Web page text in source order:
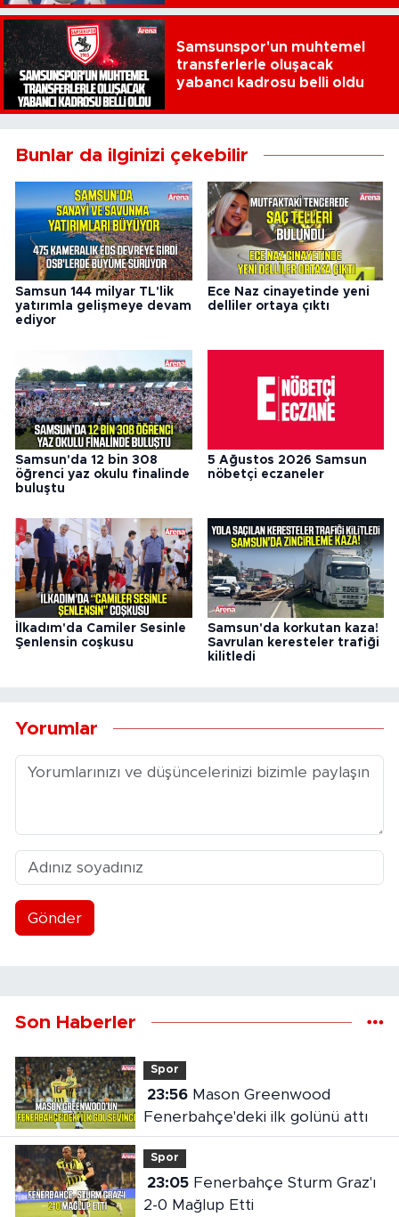
Samsunspor'un muhtemel
transferlerle oluşacak
yabancı kadrosu belli oldu
Bunlar da ilginizi çekebilir
Samsun 144 milyar TL'lik
yatırımla gelişmeye devam
ediyor
Ece Naz cinayetinde yeni
delliler ortaya çıktı
Samsun'da 12 bin 308
öğrenci yaz okulu finalinde
buluştu
5 Ağustos 2026 Samsun
nöbetçi eczaneler
İlkadım'da Camiler Sesinle
Şenlensin coşkusu
Samsun'da korkutan kaza!
Savrulan keresteler trafiği
kilitledi
Yorumlar
Gönder
Son Haberler
Spor
23:56Mason Greenwood
Fenerbahçe'deki ilk golünü attı
Spor
23:05Fenerbahçe Sturm Graz'ı
2-0 Mağlup Etti